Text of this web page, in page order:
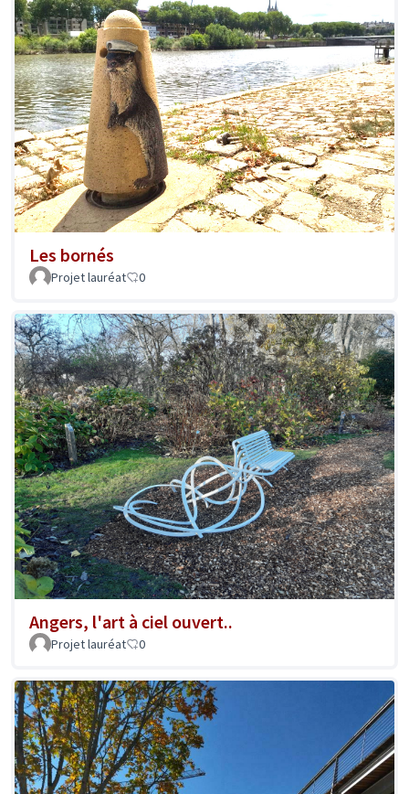
Les bornés
Projet lauréat 0
Angers, l'art à ciel ouvert..
Projet lauréat 0